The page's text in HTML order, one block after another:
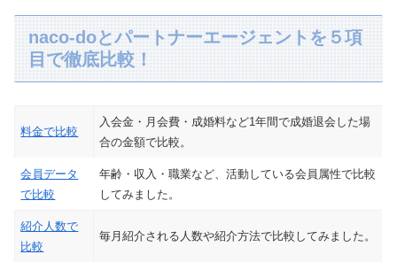
naco-doとパートナーエージェントを５項
目で徹底比較！
料金で比較
入会金・月会費・成婚料など1年間で成婚退会した場
合の金額で比較。
会員データ
で比較
年齢・収入・職業など、活動している会員属性で比較
してみました。
紹介人数で
比較
毎月紹介される人数や紹介方法で比較してみました。